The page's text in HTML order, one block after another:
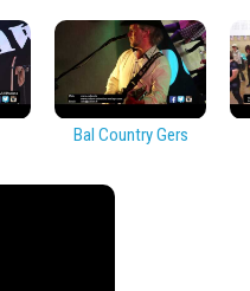
Bal Country Gers